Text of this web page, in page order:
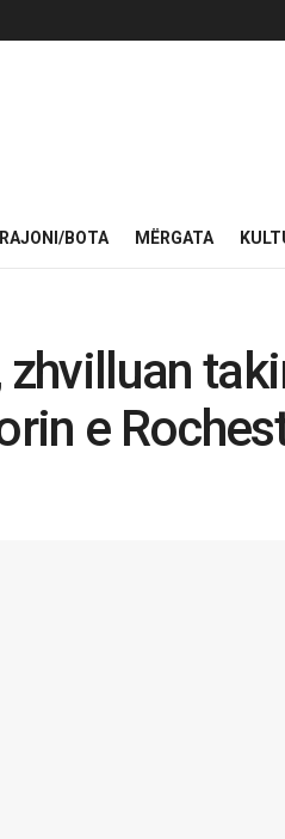
BOTA MËRGATA
zhvilluan
e